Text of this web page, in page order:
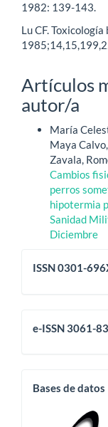
1982: 139-143.
Lu CF.
Artículos
autor/a
María
Maya
Zavala,
Cambios
perros
hipotermia
Sanidad
Diciembre
issn
ISSN 0301-
eissn
e-ISSN 3061-
base
Bases de datos